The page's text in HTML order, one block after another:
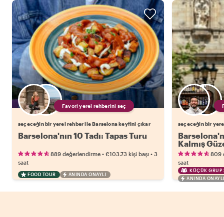
Favori yerel rehberini seç
seçeceğin bir yerel rehber ile Barselona keyfini çıkar
Barselona'nın 10 Tadı: Tapas Turu
889 değerlendirme • €103.73 kişi başı • 3
saat
FOOD TOUR ANINDA ONAYLI
seçeceğin bir
Kalmış
809
saat
KÜÇÜK GRUP
ANINDA